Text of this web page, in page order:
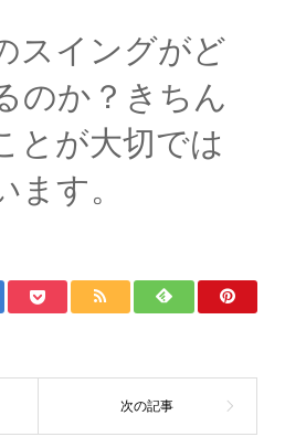
スイングがど
のか？きちん
とが大切では
ます。